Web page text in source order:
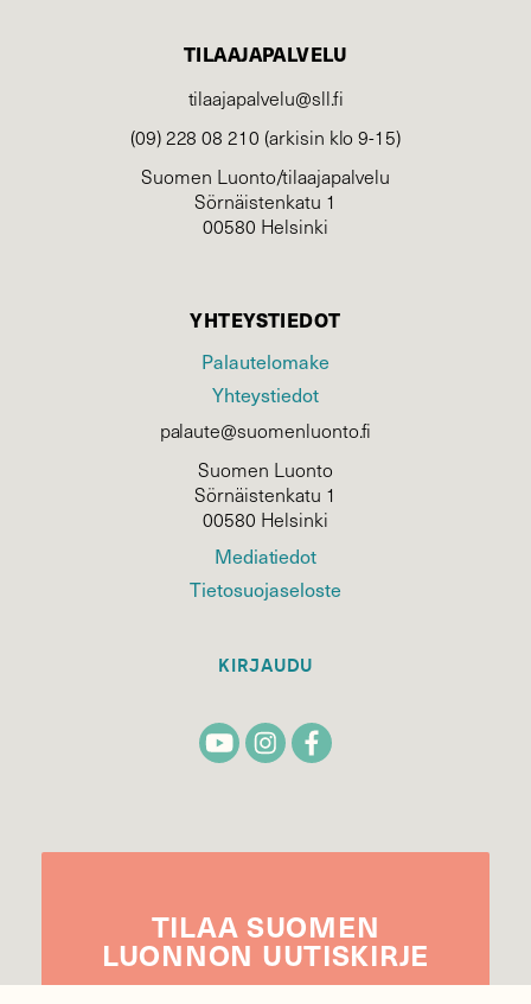
TILAAJAPALVELU
tilaajapalvelu@sll.fi
(09) 228 08 210 (arkisin klo 9-15)
Suomen Luonto/tilaajapalvelu
Sörnäistenkatu 1
00580 Helsinki
YHTEYSTIEDOT
Palautelomake
Yhteystiedot
palaute@suomenluonto.fi
Suomen Luonto
Sörnäistenkatu 1
00580 Helsinki
Mediatiedot
Tietosuojaseloste
KIRJAUDU
TILAA SUOMEN
LUONNON UUTIS­KIRJE